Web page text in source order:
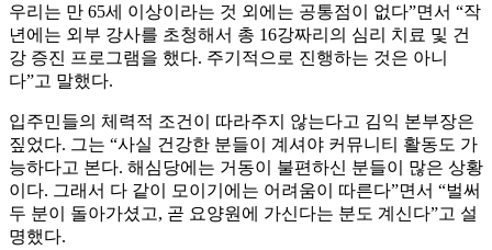
우리는 만 65세 이상이라는 것 외에는 공통점이 없다”면서 “작
년에는 외부 강사를 초청해서 총 16강짜리의 심리 치료 및 건
강 증진 프로그램을 했다. 주기적으로 진행하는 것은 아니
다”고 말했다.
입주민들의 체력적 조건이 따라주지 않는다고 김익 본부장은
짚었다. 그는 “사실 건강한 분들이 계셔야 커뮤니티 활동도 가
능하다고 본다. 해심당에는 거동이 불편하신 분들이 많은 상황
이다. 그래서 다 같이 모이기에는 어려움이 따른다”면서 “벌써
두 분이 돌아가셨고, 곧 요양원에 가신다는 분도 계신다”고 설
명했다.